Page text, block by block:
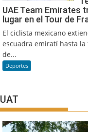
UAE Team Emirates
lugar en el Tour de
El ciclista mexicano
escuadra emiratí hasta la
de...
Deportes
UAT